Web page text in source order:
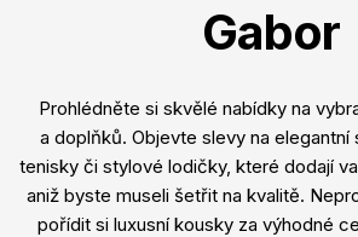
Gabor
Prohlédněte si skvělé nabídky na
a doplňků. Objevte slevy na elegantní
tenisky či stylové lodičky, které dodají
aniž byste museli šetřit na kvalitě.
pořídit si luxusní kousky za výhodné